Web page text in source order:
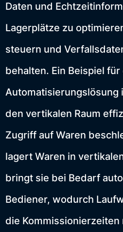
Daten und
Lagerplätze zu
steuern und
behalten. Ein Beispiel
Automatisierungslösung
den vertikalen Raum
Zugriff auf Waren
lagert Waren in
bringt sie bei Bedarf
Bediener, wodurch
die